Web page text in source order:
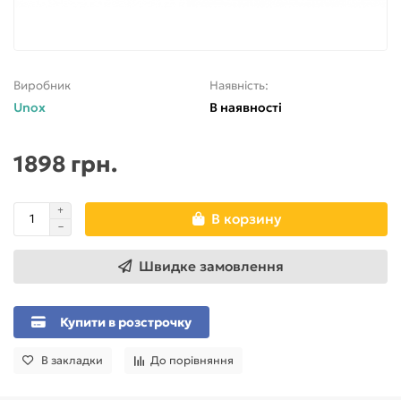
Виробник
Unox
Наявність:
В наявності
1898 грн.
В корзину
Швидке замовлення
Купити в розстрочку
В закладки До порівняння